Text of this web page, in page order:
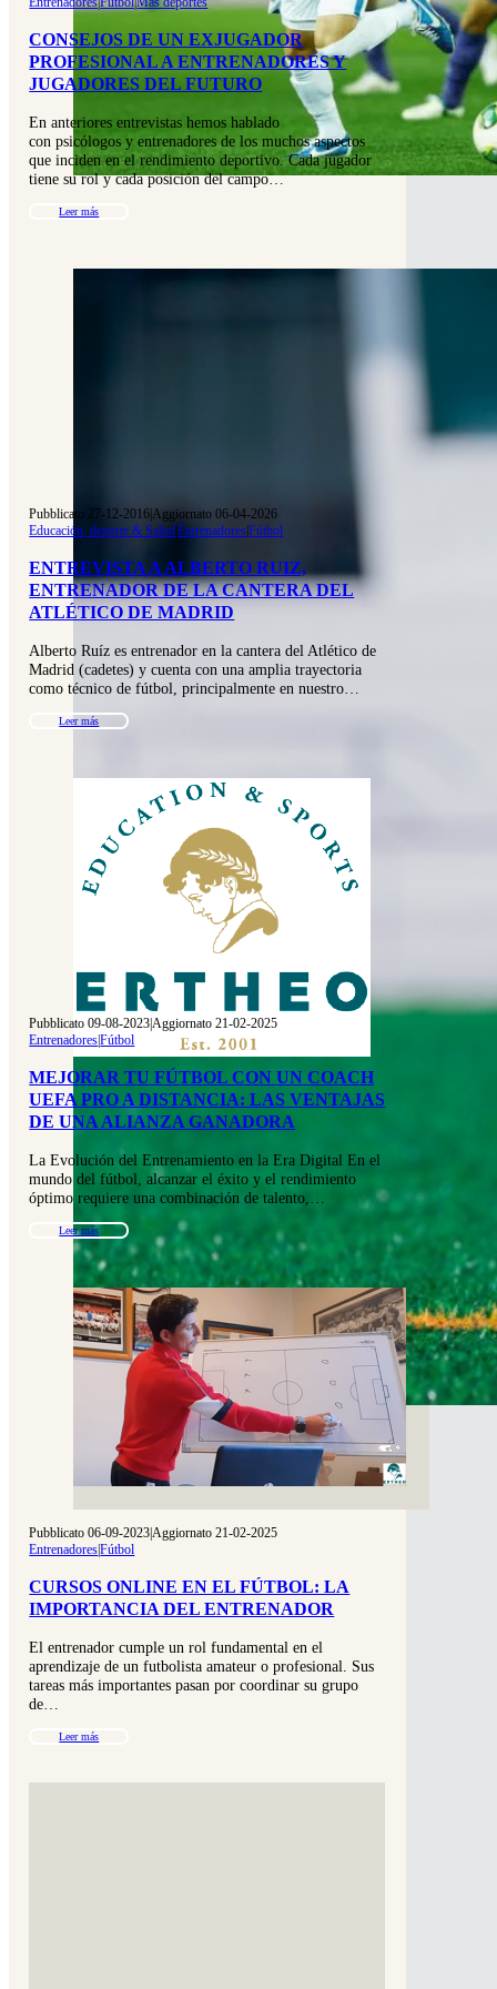
CONSEJOS DE UN EXJUGADOR
PROFESIONAL A ENTRENADORES Y
JUGADORES DEL FUTURO
En anteriores entrevistas hemos hablado
con psicólogos y entrenadores de los muchos aspectos
que inciden en el rendimiento deportivo. Cada jugador
tiene su rol y cada posición del campo…
Leer más
Pubblicato 27-12-2016|Aggiornato 06-04-2026
Educación, deporte & Salud|Entrenadores|Fútbol
ENTREVISTA A ALBERTO RUIZ,
ENTRENADOR DE LA CANTERA DEL
ATLÉTICO DE MADRID
Alberto Ruíz es entrenador en la cantera del Atlético de
Madrid (cadetes) y cuenta con una amplia trayectoria
como técnico de fútbol, principalmente en nuestro…
Leer más
Pubblicato 09-08-2023|Aggiornato 21-02-2025
Entrenadores|Fútbol
MEJORAR TU FÚTBOL CON UN COACH
UEFA PRO A DISTANCIA: LAS VENTAJAS
DE UNA ALIANZA GANADORA
La Evolución del Entrenamiento en la Era Digital En el
mundo del fútbol, alcanzar el éxito y el rendimiento
óptimo requiere una combinación de talento,…
Leer más
Pubblicato 06-09-2023|Aggiornato 21-02-2025
Entrenadores|Fútbol
CURSOS ONLINE EN EL FÚTBOL: LA
IMPORTANCIA DEL ENTRENADOR
El entrenador cumple un rol fundamental en el
aprendizaje de un futbolista amateur o profesional. Sus
tareas más importantes pasan por coordinar su grupo
de…
Leer más